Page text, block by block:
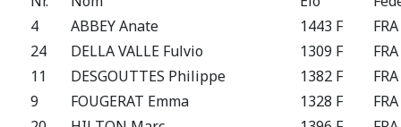
4
ABBEY Anate 1443 F
FRA
24
DELLA VALLE Fulvio 1309 F
FRA
11
DESGOUTTES Philippe 1382 F
FRA
9
FOUGERAT Emma 1328 F
FRA